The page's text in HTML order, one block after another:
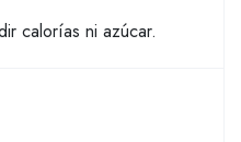
calorías ni azúcar.